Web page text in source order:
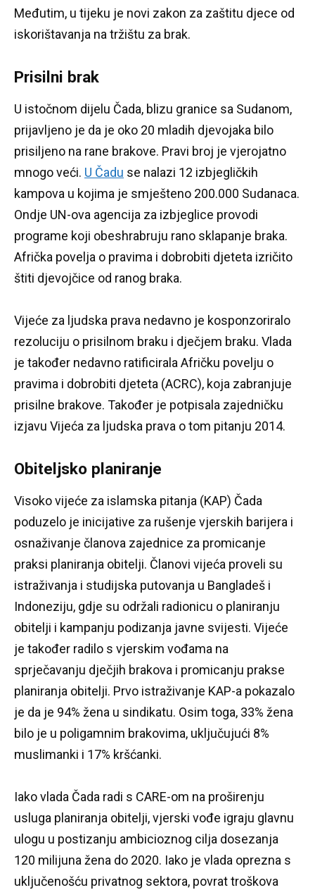
Međutim, u tijeku je novi zakon za zaštitu djece od
iskorištavanja na tržištu za brak.
Prisilni brak
U istočnom dijelu Čada, blizu granice sa Sudanom,
prijavljeno je da je oko 20 mladih djevojaka bilo
prisiljeno na rane brakove. Pravi broj je vjerojatno
mnogo veći. U Čadu se nalazi 12 izbjegličkih
kampova u kojima je smješteno 200.000 Sudanaca.
Ondje UN-ova agencija za izbjeglice provodi
programe koji obeshrabruju rano sklapanje braka.
Afrička povelja o pravima i dobrobiti djeteta izričito
štiti djevojčice od ranog braka.
Vijeće za ljudska prava nedavno je kosponzoriralo
rezoluciju o prisilnom braku i dječjem braku. Vlada
je također nedavno ratificirala Afričku povelju o
pravima i dobrobiti djeteta (ACRC), koja zabranjuje
prisilne brakove. Također je potpisala zajedničku
izjavu Vijeća za ljudska prava o tom pitanju 2014.
Obiteljsko planiranje
Visoko vijeće za islamska pitanja (KAP) Čada
poduzelo je inicijative za rušenje vjerskih barijera i
osnaživanje članova zajednice za promicanje
praksi planiranja obitelji. Članovi vijeća proveli su
istraživanja i studijska putovanja u Bangladeš i
Indoneziju, gdje su održali radionicu o planiranju
obitelji i kampanju podizanja javne svijesti. Vijeće
je također radilo s vjerskim vođama na
sprječavanju dječjih brakova i promicanju prakse
planiranja obitelji. Prvo istraživanje KAP-a pokazalo
je da je 94% žena u sindikatu. Osim toga, 33% žena
bilo je u poligamnim brakovima, uključujući 8%
muslimanki i 17% kršćanki.
Iako vlada Čada radi s CARE-om na proširenju
usluga planiranja obitelji, vjerski vođe igraju glavnu
ulogu u postizanju ambicioznog cilja dosezanja
120 milijuna žena do 2020. Iako je vlada oprezna s
uključenošću privatnog sektora, povrat troškova